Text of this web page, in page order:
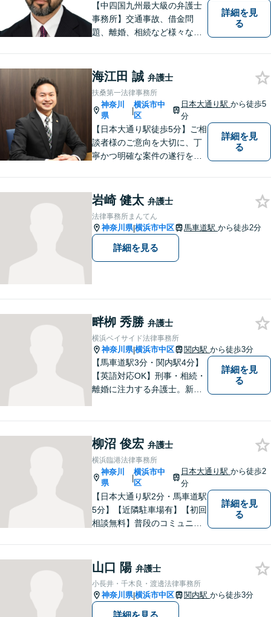
【中四国九州最大級の弁護士
事務所】交通事故、借金問
題、離婚、相続など様々な問
まずはお気軽にご相談くださ
い！
詳細を見
る
海江田 誠 弁護士
扶桑第一法律事務所
神奈川
県
|
横浜市中
区
日本大通り駅から徒歩5
分
【日本大通り駅徒歩5分】ご相
談者様のご意向を大切に、丁
寧かつ明確な案件の遂行を心
ず、本当に満足のいく結果を
得るために弁護士を選んでみ
ませんか？
詳細を見
る
岩崎 健太 弁護士
法律事務所まんてん
神奈川県|横浜市中区 馬車道駅 から徒歩2分
詳細を見る
畔栁 秀勝 弁護士
横浜ベイサイド法律事務所
神奈川県|横浜市中区 関内駅 から徒歩3分
【馬車道駅3分・関内駅4分】
【英語対応OK】刑事・相続・
離婚に注力する弁護士。新し
談ください！【事業会社勤務
経験あり・社労士資格】
詳細を見
る
柳沼 俊宏 弁護士
横浜臨港法律事務所
神奈川
県
|
横浜市中
区
日本大通り駅から徒歩2
分
【日本大通り駅2分・馬車道駅
5分】【近隣駐車場有】【初回
相談無料】普段のコミュニケ
的にも寄り添える存在であり
たいと願っています。 法律問
題でお困りの際は、どうぞお
気軽にご相談ください。
詳細を見
る
山口 陽 弁護士
小長井・千木良・渡邊法律事務所
神奈川県|横浜市中区 関内駅 から徒歩3分
詳細を見る